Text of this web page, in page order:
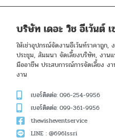
บริษัท เดอะ วิช อีเว้นต์
ให้เช่าอุปกรณ์จัดงานอีเว้นท์ราคาถูก,
ประชุม, สัมมนา จัดเลี้ยงบริษัท, งาน
มืออาชีพ ประสบการณ์การจัดเลี้ยง ง
งาน
เบอร์ติดต่อ: 096-254-9956
เบอร์ติดต่อ: 099-361-9956
thewisheventservice
LINE : @696lssri